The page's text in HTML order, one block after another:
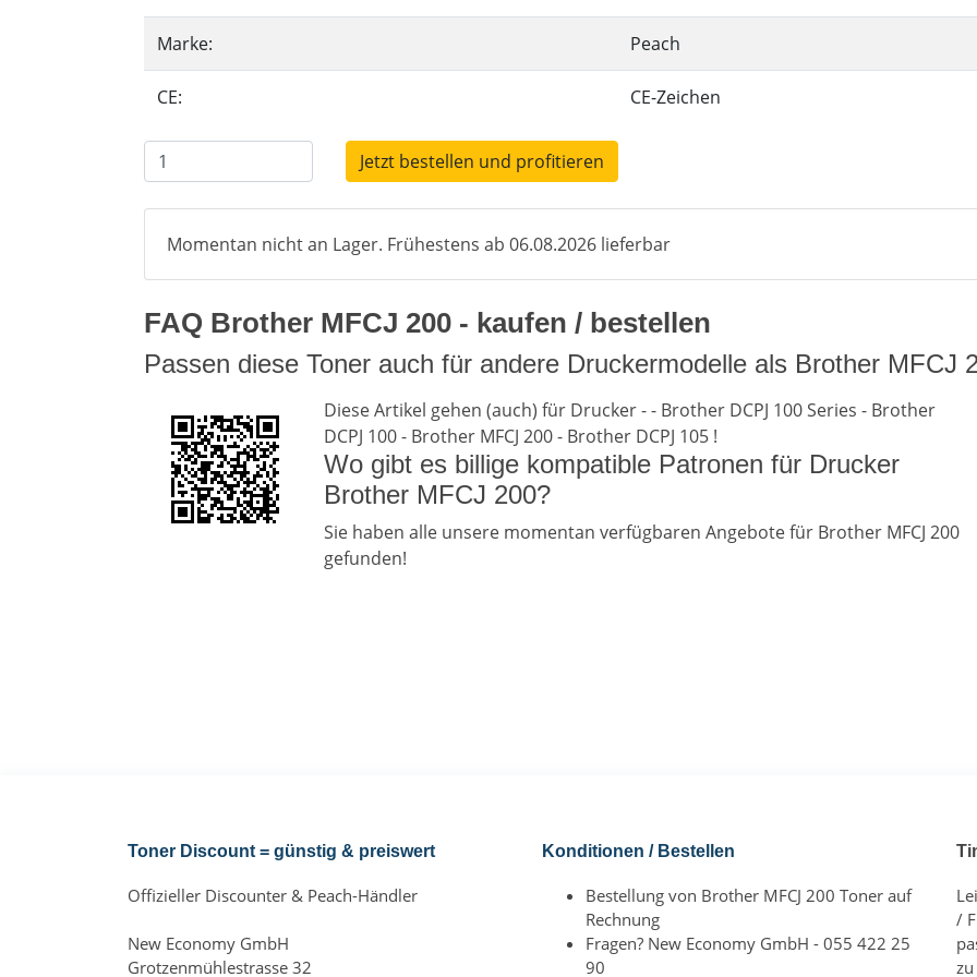
Marke: Peach
CE: CE-Zeichen
Jetzt bestellen und profitieren
Momentan nicht an Lager. Frühestens ab 06.08.2026 lieferbar
FAQ Brother MFCJ 200 - kaufen / bestellen
Passen diese Toner auch für andere Druckermodelle als Brother MFCJ
Diese Artikel gehen (auch) für Drucker - - Brother DCPJ 100 Series - Brother
DCPJ 100 - Brother MFCJ 200 - Brother DCPJ 105 !
Wo gibt es billige kompatible Patronen für Drucker
Brother MFCJ 200?
Sie haben alle unsere momentan verfügbaren Angebote für Brother MFCJ 200
gefunden!
Toner Discount = günstig & preiswert
Offizieller Discounter & Peach-Händler
New Economy GmbH
Grotzenmühlestrasse 32
Konditionen / Bestellen
Bestellung von Brother MFCJ 200 Toner auf
Rechnung
Fragen? New Economy GmbH - 055 422 25
90
/